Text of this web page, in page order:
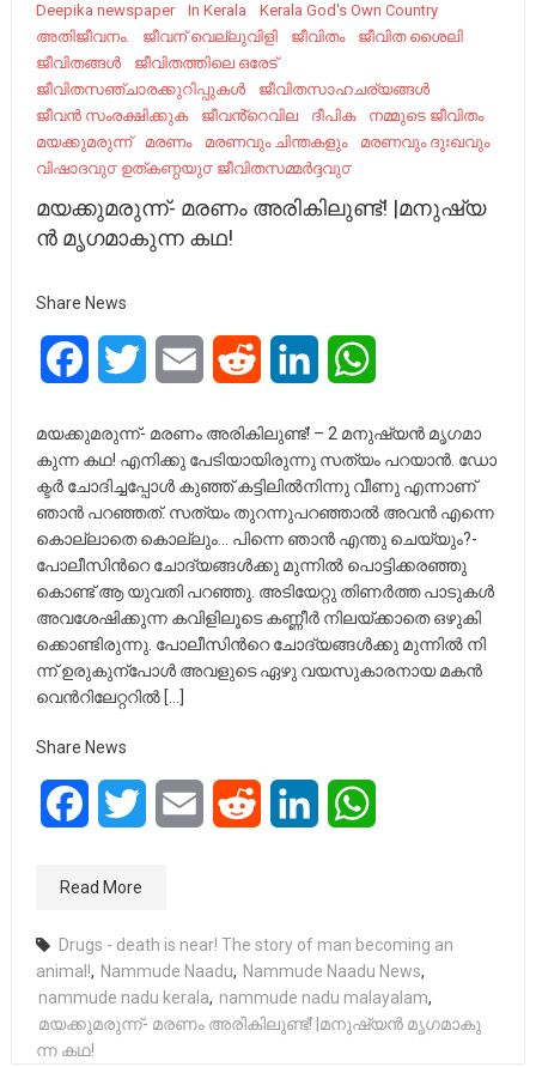
Deepika newspaper
In Kerala
Kerala God's Own Country
അതിജീവനം.
ജീവന് വെല്ലുവിളി ജീവിതം
ജീവിത ശൈലി
ജീവിതങ്ങൾ
ജീവിതത്തിലെ ഒരേട്
ജീവിതസഞ്ചാരക്കുറിപ്പുകൾ
ജീവിതസാഹചര്യങ്ങൾ
ജീവൻ സംരക്ഷിക്കുക
ജീവൻ്റെവില ദീപിക
നമ്മുടെ ജീവിതം
മയക്കുമരുന്ന്
മരണം മരണവും ചിന്തകളും
മരണവും ദുഃഖവും
വിഷാദവു൦ ഉത്കണ്ഠയു൦ ജീവിതസമ്മർദ്ദവു൦
മയക്കുമരുന്ന്- മരണം അരികിലുണ്ട്! |മ​​നു​​ഷ്യ​​
ൻ മൃ​​ഗ​​മാ​​കു​​ന്ന ക​​ഥ!
Share News
FacebookTwitter Email Reddit LinkedIn
മയക്കുമരുന്ന്- മരണം അരികിലുണ്ട്! – 2 മ​​നു​​ഷ്യ​​ൻ മൃ​​ഗ​​മാ​​
കു​​ന്ന ക​​ഥ! എ​​നി​​ക്കു പേ​​ടി​​യാ​​യി​​രു​​ന്നു സ​​ത്യം പ​​റ​​യാ​​ൻ. ഡോ​​
ക്ട​​ർ ചോ​​ദി​​ച്ച​​പ്പോ​​ൾ കു​​ഞ്ഞ് ക​​ട്ടി​​ലി​​ൽ​​നി​​ന്നു വീ​​ണു എ​​ന്നാ​​ണ്
ഞാ​​ൻ പ​​റ​​ഞ്ഞ​​ത്. സ​​ത്യം തു​​റ​​ന്നു​​പ​​റ​​ഞ്ഞാ​​ൽ അ​​വ​​ൻ എ​​ന്നെ
കൊ​​ല്ലാ​​തെ കൊ​​ല്ലും… പി​​ന്നെ ഞാ​​ൻ എ​​ന്തു ചെ​​യ്യും?-
പോ​​ലീ​​സി​​ന്‍റെ ചോ​​ദ്യ​​ങ്ങ​​ൾ​​ക്കു മു​​ന്നി​​ൽ പൊ​​ട്ടി​​ക്ക​​ര​​ഞ്ഞു​​
കൊ​​ണ്ട് ആ ​​യു​​വ​​തി പ​​റ​​ഞ്ഞു. അ​​ടി​​യേ​​റ്റു തി​​ണ​​ർ​​ത്ത പാ​​ടു​​ക​​ൾ
അ​​വ​​ശേ​​ഷി​​ക്കു​​ന്ന കവിളിലൂടെ ക​​ണ്ണീ​​ർ നി​​ല​​യ്ക്കാ​​തെ ഒ​​ഴു​​കി​​
ക്കൊ​​ണ്ടി​​രു​​ന്നു. പോ​​ലീ​​സി​​ന്‍റെ ചോ​​ദ്യ​​ങ്ങ​​ൾ​​ക്കു മു​​ന്നി​​ൽ​​ നി​​
ന്ന് ഉ​​രു​​കു​​ന്പോ​​ൾ അ​​വ​​ളു​​ടെ ഏ​​ഴു വ​​യ​​സു​​കാ​​ര​​നാ​​യ മ​​ക​​ൻ
വെ​​ന്‍റി​​ലേ​​റ്റ​​റി​​ൽ […]
Share News
FacebookTwitter Email Reddit LinkedIn
Read More
Drugs - death is near! The story of man becoming an
animal!, Nammude Naadu, Nammude Naadu News,
nammude nadu kerala, nammude nadu malayalam,
മയക്കുമരുന്ന്- മരണം അരികിലുണ്ട്! |മ​​നു​​ഷ്യ​​ൻ മൃ​​ഗ​​മാ​​കു​​
ന്ന ക​​ഥ!